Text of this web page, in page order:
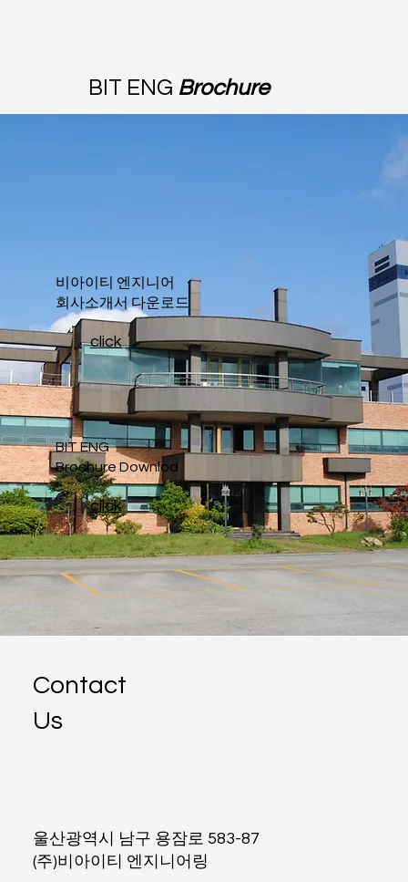
BIT ENG Brochure
​비아이티 엔지니어
회사소개서 다운로드
click
BIT ENG
Brochure Downlod
click
Contact
Us
울산광역시 남구 용잠로 583-87
(주)비아이티 엔지니어링